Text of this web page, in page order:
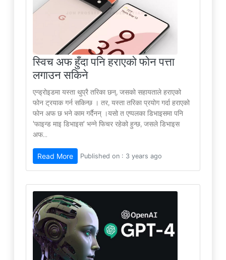
स्विच अफ हुँदा पनि हराएको फोन पत्ता
लगाउन सकिने
एन्ड्रोइडमा यस्ता थुप्रै तरिका छन्, जसको सहायताले हराएको
फोन ट्रयाक गर्न सकिन्छ । तर, यस्ता तरिका प्रयोग गर्दा हराएको
फोन अफ छ भने काम गर्दैनन् ।यसो त एप्पलका डिभाइसमा पनि
'फाइन्ड माइ डिभाइस' भन्ने फिचर रहेको हुन्छ, जसले डिभाइस
अफ...
Read More Published on : 3 years ago